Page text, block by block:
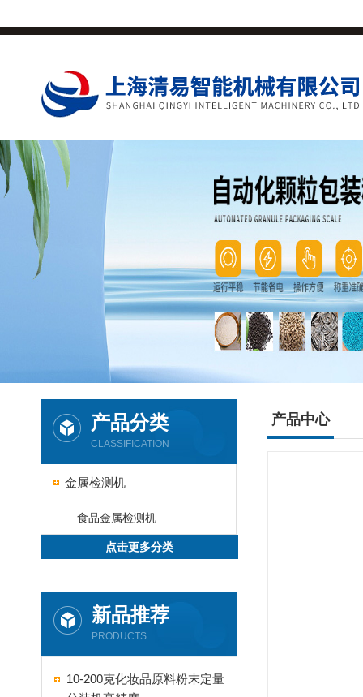
产品分类
CLASSIFICATION
金属检测机
食品金属检测机
点击更多分类
新品推荐
PRODUCTS
10-200克化妆品原料粉末定量
产品中心